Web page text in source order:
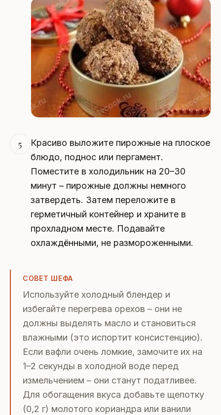
5
Красиво выложите пирожные на плоское
блюдо, поднос или пергамент.
Поместите в холодильник на 20–30
минут – пирожные должны немного
затвердеть. Затем переложите в
герметичный контейнер и храните в
прохладном месте. Подавайте
охлаждёнными, не размороженными.
СОВЕТ ШЕФА
Используйте холодный блендер и
избегайте перегрева орехов – они не
должны выделять масло и становиться
влажными (это испортит консистенцию).
Если вафли очень ломкие, замочите их на
1–2 секунды в холодной воде перед
измельчением – они станут податливее.
Для обогащения вкуса добавьте щепотку
(0,2 г) молотого кориандра или ванили